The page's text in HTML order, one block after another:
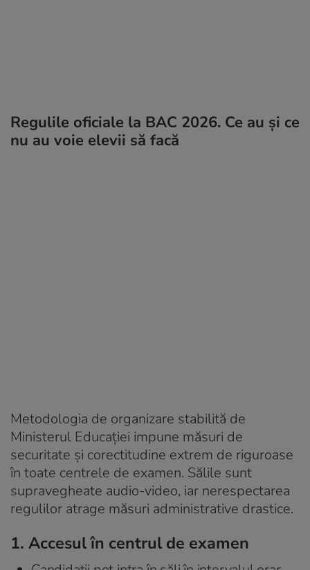
Regulile oficiale la BAC 2026. Ce au și ce
nu au voie elevii să facă
Metodologia de organizare stabilită de
Ministerul Educației impune măsuri de
securitate și corectitudine extrem de riguroase
în toate centrele de examen. Sălile sunt
supravegheate audio-video, iar nerespectarea
regulilor atrage măsuri administrative drastice.
1. Accesul în centrul de examen